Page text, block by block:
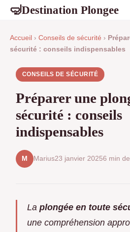
🤿Destination Plongee
Accueil › Conseils de sécurité ›
sécurité : conseils indispensables
CONSEILS DE SÉCURITÉ
Préparer une
sécurité : conseils
indispensables
M Marius23 janvier 20256 min
La plongée en toute
une compréhension